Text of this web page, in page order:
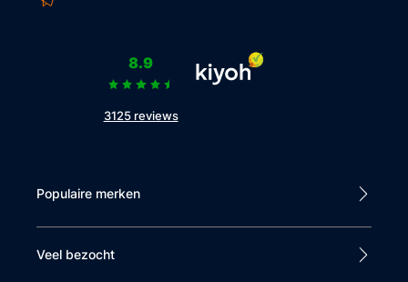
8.9
3125 reviews
Populaire merken
Veel bezocht